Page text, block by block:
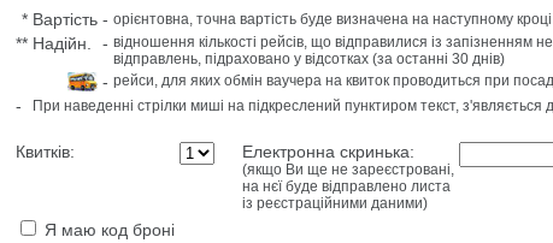
* Вартість - орієнтовна, точна вартість буде визначена на наступному кроці
** Надійн. - відношення кількості рейсів, що відправилися із запізненням
відправлень, підраховано у відсотках (за останні 30 днів)
- рейси, для яких обмін ваучера на квиток проводиться при
- При наведенні стрілки миші на підкреслений пунктиром текст, з'являється
Квитків: Електронна скринька:
(якщо Ви ще не зареєстровані,
на нєї буде відправлено листа
із реєстраційними даними)
Я маю код броні